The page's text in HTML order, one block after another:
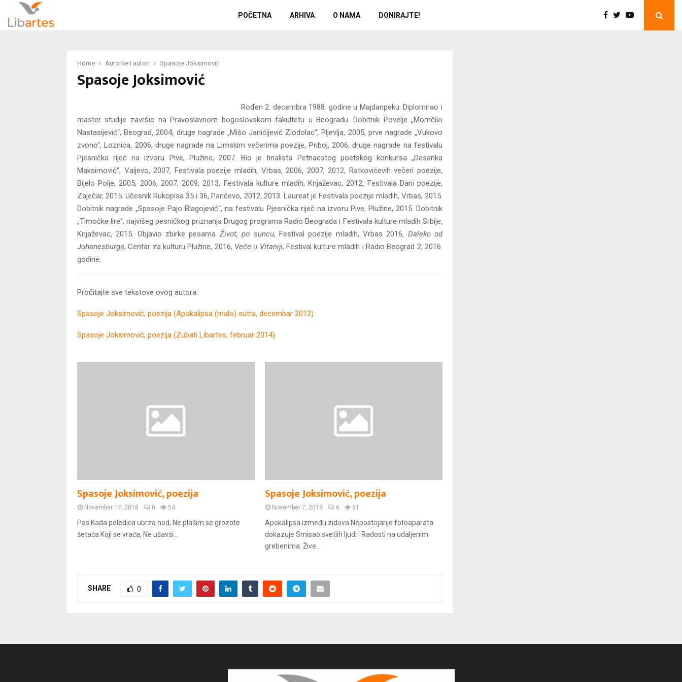
POČETNA ARHIVA O NAMA DONIRAJTE!
Home Autorke i autori Spasoje Joksimović
Spasoje Joksimović
Rođen 2. decembra 1988. godine u Majdanpeku. Diplomirao i
master studije završio na Pravoslavnom bogoslovskom fakultetu u Beogradu. Dobitnik Povelje „Momčilo
Nastasijević“, Beograd, 2004, druge nagrade „Mišo Janićijević Zlodolac“, Pljevlja, 2005, prve nagrade „Vukovo
zvono“, Loznica, 2006, druge nagrade na Limskim večerima poezije, Priboj, 2006, druge nagrade na festivalu
Pjesnička riječ na izvoru Pive, Plužine, 2007. Bio je finalista Petnaestog poetskog konkursa „Desanka
Maksimović“, Valjevo, 2007, Festivala poezije mladih, Vrbas, 2006, 2007, 2012, Ratkovićevih večeri poezije,
Bijelo Polje, 2005, 2006, 2007, 2009, 2013, Festivala kulture mladih, Knjaževac, 2012, Festivala Dani poezije,
Zaječar, 2015. Učesnik Rukopisa 35 i 36, Pančevo, 2012, 2013. Laureat je Festivala poezije mladih, Vrbas, 2015.
Dobitnik nagrade „Spasoje Pajo Blagojević“, na festivalu Pjesnička riječ na izvoru Pive, Plužine, 2015. Dobitnik
„Timočke lire“, najvišeg pesničkog priznanja Drugog programa Radio Beograda i Festivala kulture mladih Srbije,
Knjaževac, 2015. Objavio zbirke pesama Život, po suncu, Festival poezije mladih, Vrbas 2016, Daleko od
Johanesburga, Centar za kulturu Plužine, 2016, Veče u Vitaniji, Festival kulture mladih i Radio Beograd 2, 2016.
godine.
Pročitajte sve tekstove ovog autora:
Spasoje Joksimović, poezija (Apokalipsa (malo) sutra, decembar 2012)
Spasoje Joksimović, poezija (Zubati Libartes, februar 2014)
Spasoje Joksimović, poezija
November 17, 2018 0 54
Pas Kada poledica ubrza hod, Ne plašim se grozote
šetača Koji se vraća, Ne ušavši...
Spasoje Joksimović, poezija
November 7, 2018 6 61
Apokalipsa između zidova Nepostojanje fotoaparata
dokazuje Smisao svetlih ljudi i Radosti na udaljenim
grebenima. Žive...
SHARE 0